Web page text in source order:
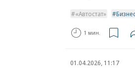
«Автостат»
1 мин.
01.04.2026, 11:17